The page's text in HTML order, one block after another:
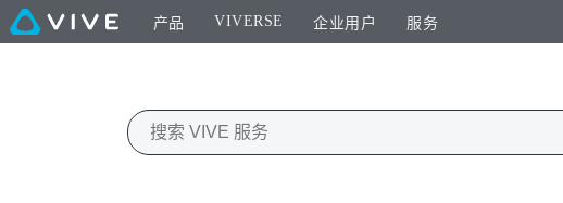
产品 VIVERSE 企业用户 服务